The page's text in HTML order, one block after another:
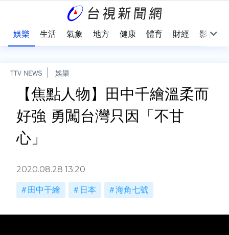
娛樂 生活 氣象 地方 健康 體育 財經 影音
TTV NEWS 娛樂
【焦點人物】田中千繪溫柔而
好強 勇闖台灣只因「不甘
心」
2020.08.28 13:20
田中千繪 日本 海角七號